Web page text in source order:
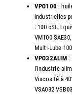
VPO100 :
industrielles
: 100 cSt.
VM100
Multi-Lube
VPO32ALIM
l'industrie
Viscosité à
VSA032